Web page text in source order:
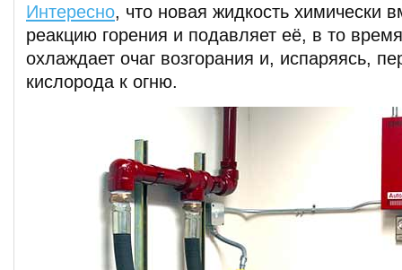
Интересно, что новая жидкость химически
реакцию горения и подавляет её, в то
охлаждает очаг возгорания и, испаряясь,
кислорода к огню.